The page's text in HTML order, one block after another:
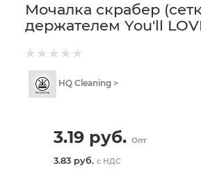
Мочалка скрабер
держателем You'll
HQ Cleaning >
3.19руб. Опт
3.83 руб. с НДС